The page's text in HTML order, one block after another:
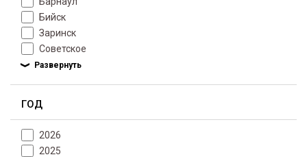
Бийск
Заринск
Советское
ГОД
2026
2025